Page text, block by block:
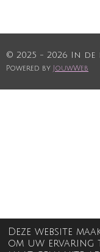
Deze website
om uw ervaring
© 2025 - 2026 In
Powered by JouwWeb